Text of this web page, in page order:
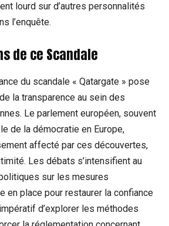
lourd sur d’autres personnalités
l’enquête.
de ce Scandale
du scandale « Qatargate » pose
la transparence au sein des
Le parlement européen, souvent
de la démocratie en Europe,
affecté par ces découvertes,
Les débats s’intensifient au
sur les mesures
en place pour restaurer la confiance
d’explorer les méthodes